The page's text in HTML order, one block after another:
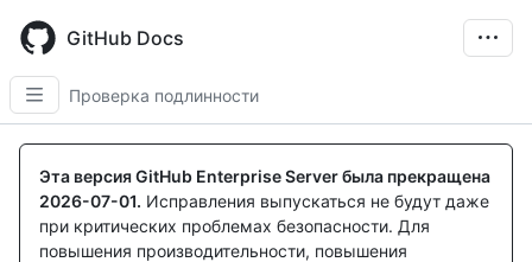
main
content
GitHub Docs
Проверка подлинности
Эта версия GitHub Enterprise Server была прекращена
2026-07-01. Исправления выпускаться не будут даже
при критических проблемах безопасности. Для
повышения производительности, повышения